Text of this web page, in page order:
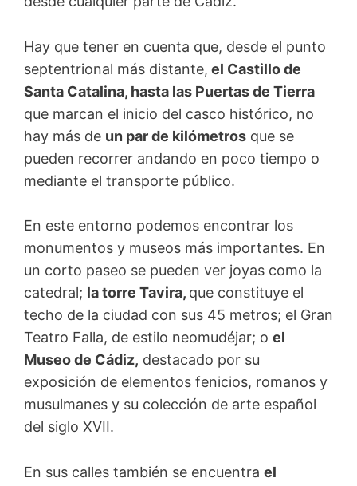
Hay que tener en cuenta que, desde el punto
septentrional más distante, el Castillo de
Santa Catalina, hasta las Puertas de Tierra
que marcan el inicio del casco histórico, no
hay más de un par de kilómetros que se
pueden recorrer andando en poco tiempo o
mediante el transporte público.
En este entorno podemos encontrar los
monumentos y museos más importantes. En
un corto paseo se pueden ver joyas como la
catedral; la torre Tavira, que constituye el
techo de la ciudad con sus 45 metros; el Gran
Teatro Falla, de estilo neomudéjar; o el
Museo de Cádiz, destacado por su
exposición de elementos fenicios, romanos y
musulmanes y su colección de arte español
del siglo XVII.
En sus calles también se encuentra el